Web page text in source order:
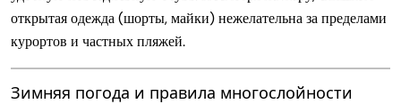
открытая одежда (шорты, майки) нежелательна за пределами
курортов и частных пляжей.
Зимняя погода и правила многослойности